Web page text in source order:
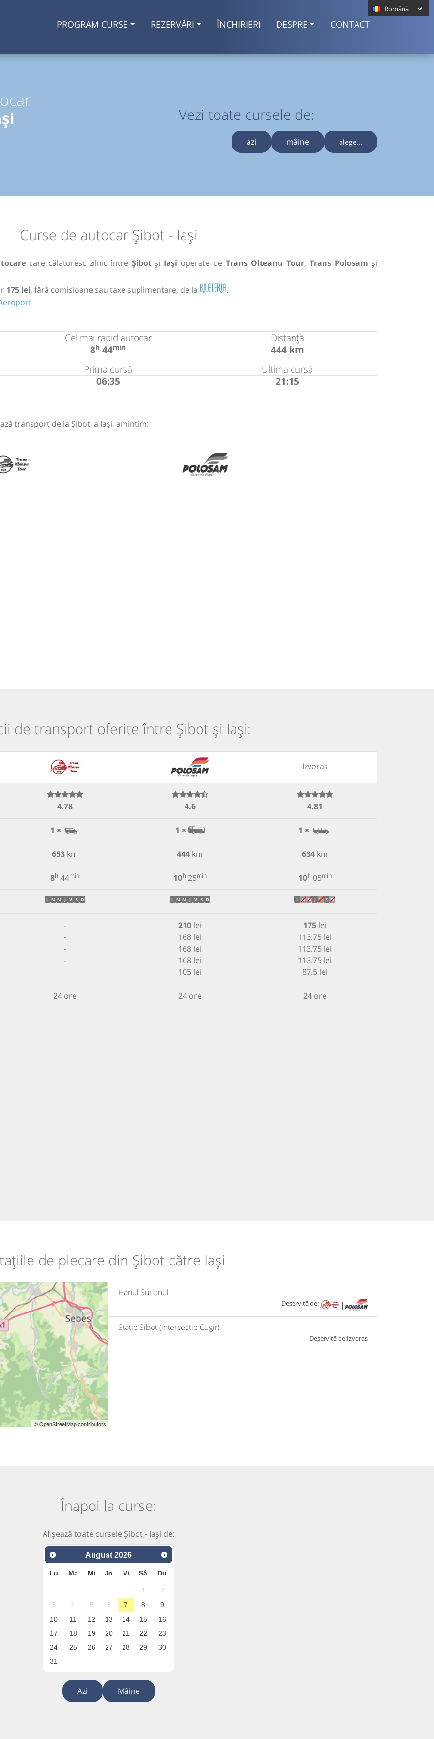
PROGRAM CURSE REZERVĂRI ÎNCHIRIERI DESPRE CONTACT
Vezi toate cursele de:
azi mâine alege...
Curse de autocar Șibot - Iași
care călătoresc zilnic între Șibotși Iași operate deTrans Olteanu Tour,Trans Polosam și
175 lei, fără comisioane sau taxe suplimentare, de la
.
Cel mai rapid autocar
8h 44min
Distanță
444 km
Prima cursă
06:35
Ultima cursă
21:15
transport de la Șibot la Iași, amintim:
de transport oferite între Șibot și Iași:
Izvoras
4.78 4.6 4.81
1 × 1 × 1 ×
653 km 444 km 634 km
8h 44min 10h 25min 10h 05min
L M M J V S D L M M J V S D L M M J V S D
-
-
-
-
210 lei
168 lei
168 lei
168 lei
105 lei
175 lei
113.75 lei
113.75 lei
113.75 lei
87.5 lei
24 ore 24 ore 24 ore
de plecare din Șibot către Iași
© OpenStreetMap contributors
Hanul Surianul
Deservită de: |
Statie Sibot (intersectie Cugir)
Deservită de:Izvoras
Înapoi la curse:
Afișează toate cursele Șibot - Iași de:
August 2026
Lu Ma Mi Jo Vi Sâ Du
1
2
3
4 5 6 7 8
9
10
11 12 13 14 15
16
17
18 19 20 21 22
23
24
25 26 27 28 29
30
31
Azi Mâine